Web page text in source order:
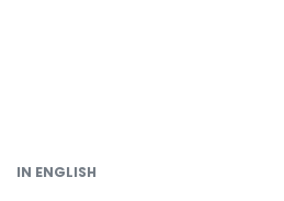
IN ENGLISH